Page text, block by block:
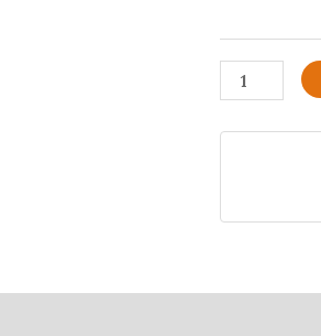
HOT
DOGS
MEDINA
A